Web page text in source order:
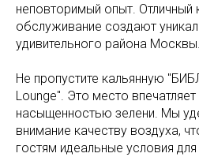
неповторимый опыт. Отличный
обслуживание создают
удивительного района Москвы.
Не пропустите кальянную
Lounge". Это место
насыщенностью зелени. Мы
внимание качеству воздуха,
гостям идеальные условия